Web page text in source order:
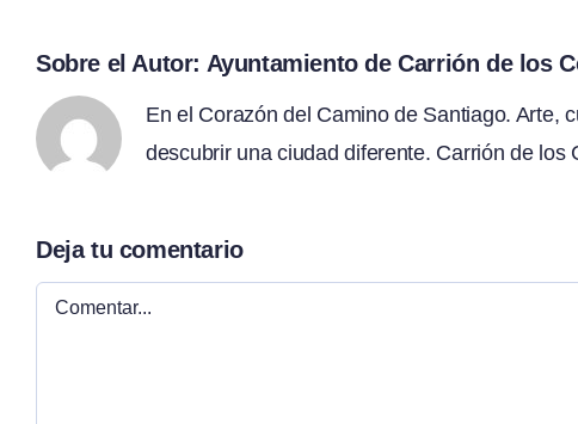
Sobre el Autor: Ayuntamiento de Carrión de los
En el Corazón del Camino de Santiago. Arte,
descubrir una ciudad diferente. Carrión de los
Deja tu comentario
Comentar